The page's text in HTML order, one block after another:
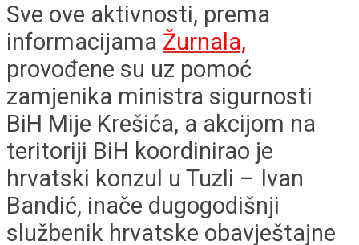
Sve ove aktivnosti, prema
informacijama Žurnala,
provođene su uz pomoć
zamjenika ministra sigurnosti
BiH Mije Krešića, a akcijom na
teritoriji BiH koordinirao je
hrvatski konzul u Tuzli – Ivan
Bandić, inače dugogodišnji
službenik hrvatske obavještajne